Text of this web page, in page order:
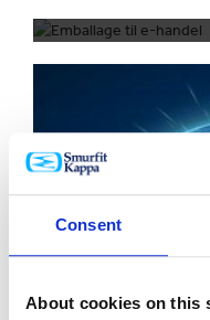
Consent
About cookies on this